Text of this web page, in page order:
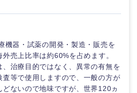
島根県
機器・試薬の開発・製造・販売を
売上比率は約60%を占めます。
、治療目的ではなく、異常の有無を
査等で使用しますので、一般の方が
どないので地味ですが、世界120ヵ